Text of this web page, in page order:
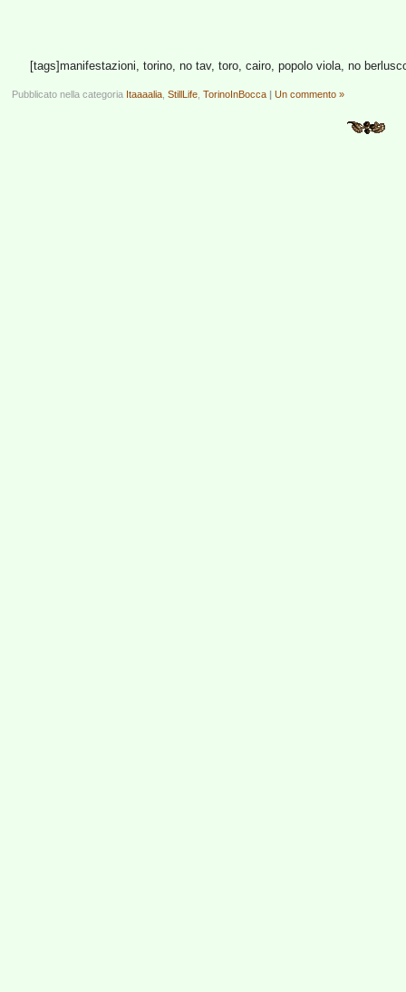
[tags]manifestazioni, torino, no tav, toro, cairo, popolo viola, no
Pubblicato nella categoria Itaaaalia StillLife TorinoInBocca | Un commento »